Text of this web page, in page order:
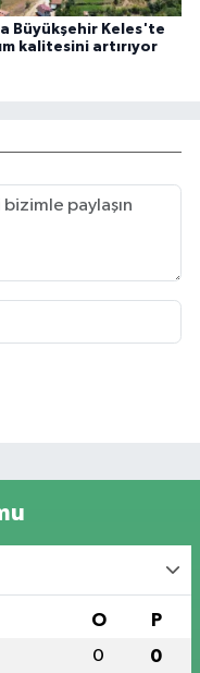
Büyükşehir Keles'te
kalitesini artırıyor
O P
0 0